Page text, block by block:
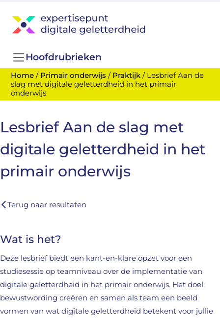
Hoofdrubrieken
Home / Primair onderwijs / Praktijk / Lesbrief Aan de
slag met digitale geletterdheid in het primair
onderwijs
Lesbrief Aan de slag met
digitale geletterdheid in het
primair onderwijs
Terug naar resultaten
Wat is het?
Deze lesbrief biedt een kant-en-klare opzet voor een
studiesessie op teamniveau over de implementatie van
digitale geletterdheid in het primair onderwijs. Het doel:
bewustwording creëren en samen als team een beeld
vormen van wat digitale geletterdheid betekent voor jullie